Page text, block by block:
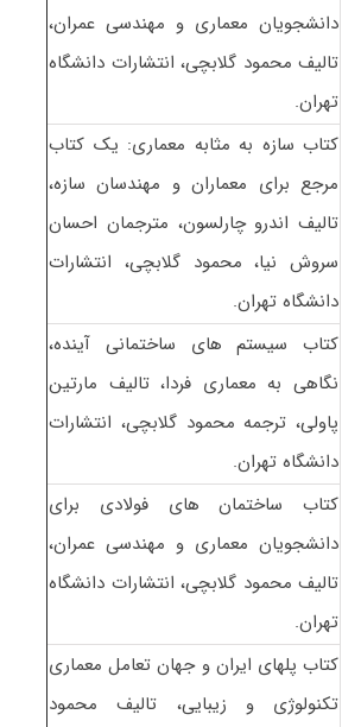
دانشجویان معماری و مهندسی عمران،
تالیف محمود گلابچی، انتشارات دانشگاه
تهران.
کتاب سازه به مثابه معماری: یک کتاب
مرجع برای معماران و مهندسان سازه،
تالیف اندرو چارلسون، مترجمان احسان
سروش نیا، محمود گلابچی، انتشارات
دانشگاه تهران.
کتاب سیستم های ساختمانی آینده،
نگاهی به معماری فردا، تالیف مارتین
پاولی، ترجمه محمود گلابچی، انتشارات
دانشگاه تهران.
کتاب ساختمان های فولادی برای
دانشجویان معماری و مهندسی عمران،
تالیف محمود گلابچی، انتشارات دانشگاه
تهران.
کتاب پل‏های ایران و جهان تعامل معماری
تکنولوژی و زیبایی، تالیف محمود